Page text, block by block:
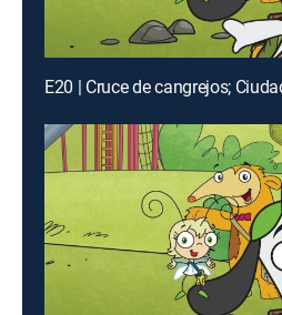
E20 | Cruce de cangrejos;